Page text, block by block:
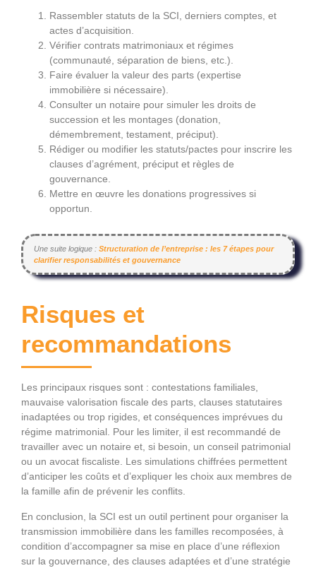
Rassembler statuts de la SCI, derniers comptes, et
actes d’acquisition.
Vérifier contrats matrimoniaux et régimes
(communauté, séparation de biens, etc.).
Faire évaluer la valeur des parts (expertise
immobilière si nécessaire).
Consulter un notaire pour simuler les droits de
succession et les montages (donation,
démembrement, testament, préciput).
Rédiger ou modifier les statuts/pactes pour inscrire les
clauses d’agrément, préciput et règles de
gouvernance.
Mettre en œuvre les donations progressives si
opportun.
Une suite logique : Structuration de l’entreprise : les 7 étapes pour
clarifier responsabilités et gouvernance
Risques et
recommandations
Les principaux risques sont : contestations familiales,
mauvaise valorisation fiscale des parts, clauses statutaires
inadaptées ou trop rigides, et conséquences imprévues du
régime matrimonial. Pour les limiter, il est recommandé de
travailler avec un notaire et, si besoin, un conseil patrimonial
ou un avocat fiscaliste. Les simulations chiffrées permettent
d’anticiper les coûts et d’expliquer les choix aux membres de
la famille afin de prévenir les conflits.
En conclusion, la SCI est un outil pertinent pour organiser la
transmission immobilière dans les familles recomposées, à
condition d’accompagner sa mise en place d’une réflexion
sur la gouvernance, des clauses adaptées et d’une stratégie